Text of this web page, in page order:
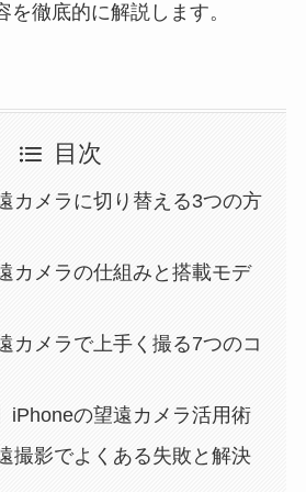
を徹底的に解説します。
目次
カメラに切り替える3つの方
カメラの仕組みと搭載モデ
カメラで上手く撮る7つのコ
iPhoneの望遠カメラ活用術
撮影でよくある失敗と解決